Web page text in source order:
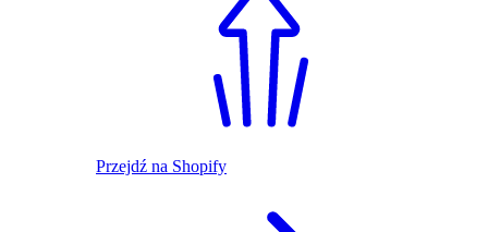
Przejdź na Shopify